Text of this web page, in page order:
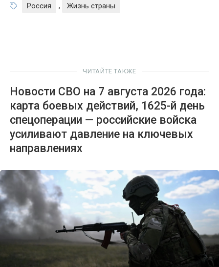
Россия , Жизнь страны
ЧИТАЙТЕ ТАКЖЕ
Новости СВО на 7 августа 2026 года:
карта боевых действий, 1625-й день
спецоперации — российские войска
усиливают давление на ключевых
направлениях